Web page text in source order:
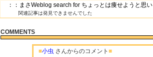
：：まさWeblog search for ちょっとは痩せようと思い
関連記事は発見できませんでした
COMMENTS
■小虫 さんからのコメント ■